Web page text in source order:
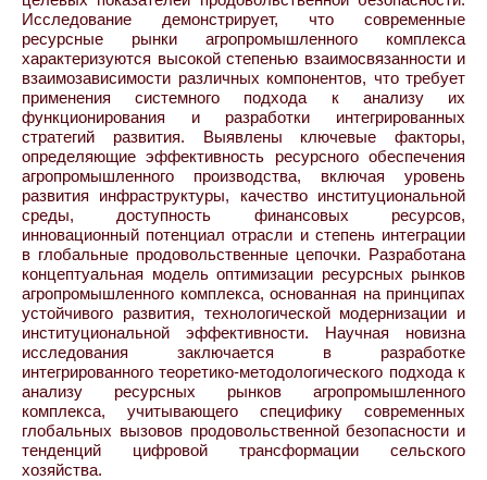
Исследование демонстрирует, что современные
ресурсные рынки агропромышленного комплекса
характеризуются высокой степенью взаимосвязанности и
взаимозависимости различных компонентов, что требует
применения системного подхода к анализу их
функционирования и разработки интегрированных
стратегий развития. Выявлены ключевые факторы,
определяющие эффективность ресурсного обеспечения
агропромышленного производства, включая уровень
развития инфраструктуры, качество институциональной
среды, доступность финансовых ресурсов,
инновационный потенциал отрасли и степень интеграции
в глобальные продовольственные цепочки. Разработана
концептуальная модель оптимизации ресурсных рынков
агропромышленного комплекса, основанная на принципах
устойчивого развития, технологической модернизации и
институциональной эффективности. Научная новизна
исследования заключается в разработке
интегрированного теоретико-методологического подхода к
анализу ресурсных рынков агропромышленного
комплекса, учитывающего специфику современных
глобальных вызовов продовольственной безопасности и
тенденций цифровой трансформации сельского
хозяйства.